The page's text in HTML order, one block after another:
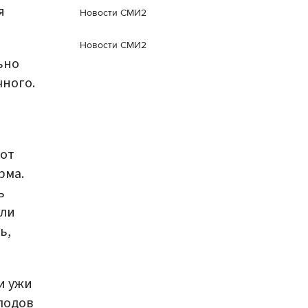
ужи
Новости СМИ2
Новости СМИ2